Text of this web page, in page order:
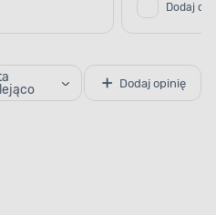
Dodaj do
Dodaj opinię